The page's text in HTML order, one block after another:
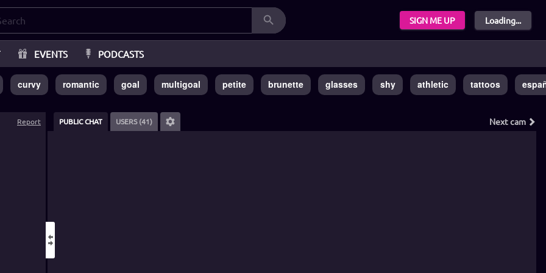
SIGN ME UP Loading...
EVENTS PODCASTS
curvy romantic goal multigoal petite brunette glasses shy athletic tattoos
Report PUBLIC CHAT USERS (41) Nextcam